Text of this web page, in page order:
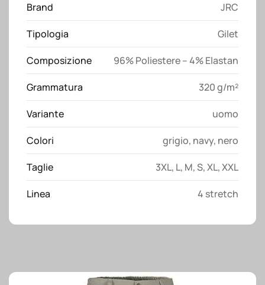
quantità
Brand JRC
Tipologia Gilet
Composizione 96% Poliestere – 4% Elastan
Grammatura 320 g/m²
Variante uomo
Colori grigio, navy, nero
Taglie 3XL, L, M,S,XL,XXL
Linea 4 stretch